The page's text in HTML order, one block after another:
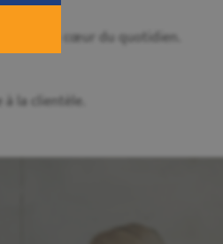
sont au cœur du quotidien.
la clientèle.